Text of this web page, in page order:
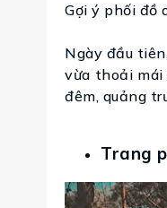
Gợi ý phối đồ
Ngày đầu
vừa thoải mái
đêm, quảng
Trang